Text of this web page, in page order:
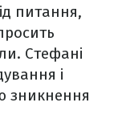
питання,
Стефані
і
зникнення